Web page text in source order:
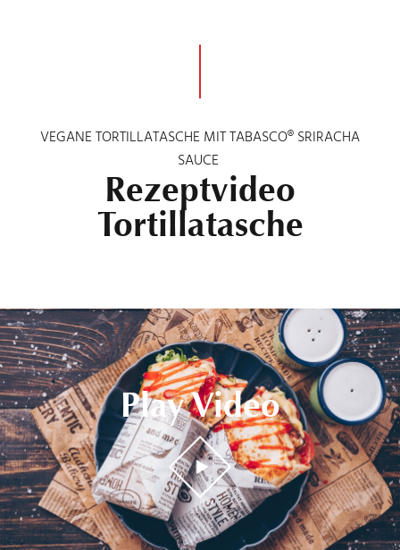
VEGANE TORTILLATASCHE MIT TABASCO® SRIRACHA
SAUCE
Rezeptvideo
Tortillatasche
Play Video